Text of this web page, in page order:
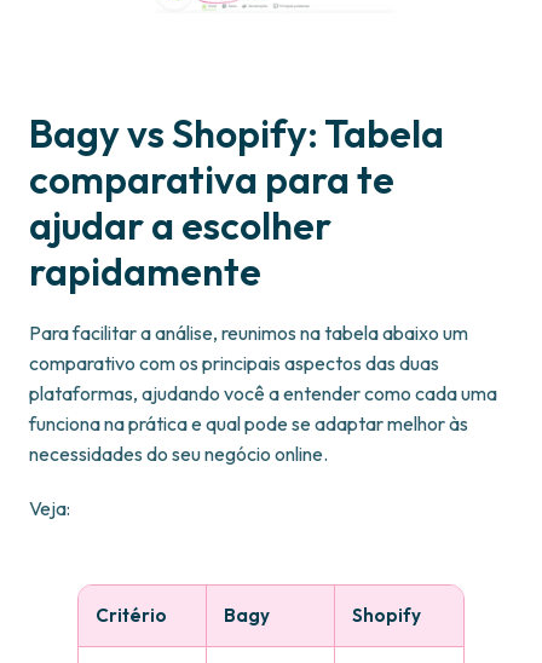
Bagy vs Shopify: Tabela
comparativa para te
ajudar a escolher
rapidamente
Para facilitar a análise, reunimos na tabela abaixo um
comparativo com os principais aspectos das duas
plataformas, ajudando você a entender como cada uma
funciona na prática e qual pode se adaptar melhor às
necessidades do seu negócio online.
Veja:
Critério Bagy Shopify